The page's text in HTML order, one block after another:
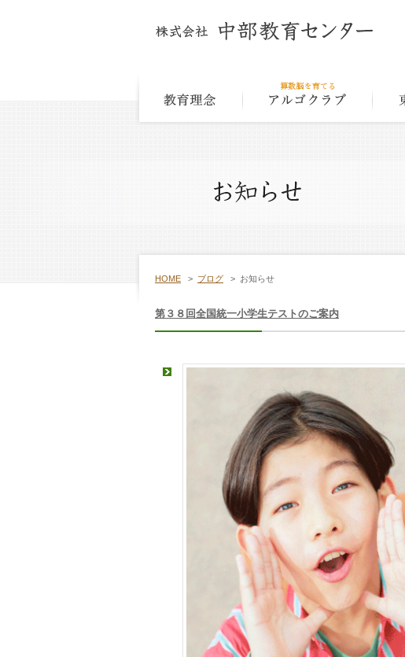
教育理念
HOME > ブログ > お知らせ
第３８回全国統一小学生テストのご案内